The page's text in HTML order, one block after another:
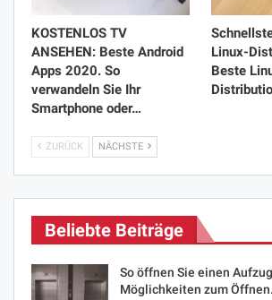
KOSTENLOS TV
ANSEHEN: Beste Android
Apps 2020. So
verwandeln Sie Ihr
Smartphone oder…
Linux-
Beste
ZURÜCK NÄCHSTE
Beliebte Beiträge
So öffnen Sie einen
Möglichkeiten zum